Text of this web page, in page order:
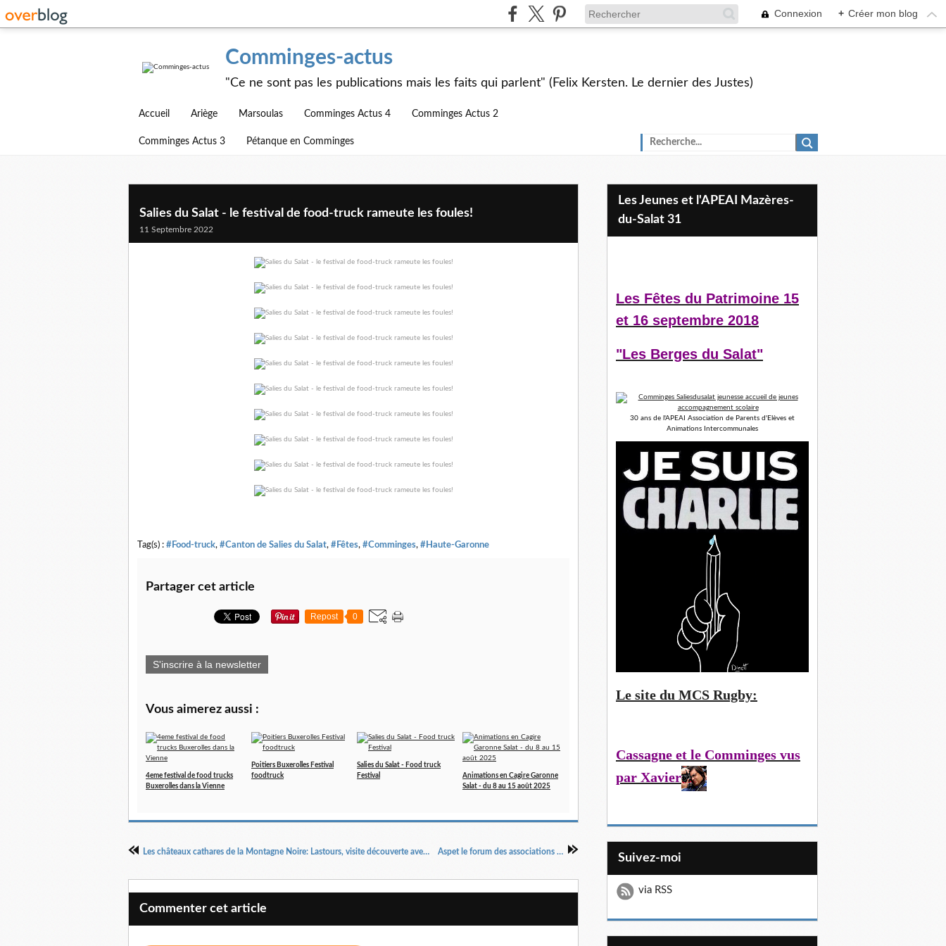
Connexion + Créer mon blog
Comminges-actus
"Ce ne sont pas les publications mais les faits qui parlent" (Felix Kersten. Le dernier des Justes)
Accueil Ariège Marsoulas Comminges Actus 4 Comminges Actus 2
Comminges Actus 3 Pétanque en Comminges
Salies du Salat - le festival de food-truck rameute les foules!
11 Septembre 2022
Tag(s) : #Food-truck, #Canton de Salies du Salat, #Fêtes, #Comminges, #Haute-Garonne
Partager cet article
Repost 0
S'inscrire à la newsletter
Vous aimerez aussi :
4eme festival de food trucks
Buxerolles dans la Vienne
Poitiers Buxerolles Festival
foodtruck
Salies du Salat - Food truck
Festival
Animations en Cagire Garonne
Salat - du 8 au 15 août 2025
Les châteaux cathares de la Montagne Noire: Lastours, visite découverte avec Nicolas Aspet le forum des associations 2022
Commenter cet article
Les Jeunes et l'APEAI Mazères-
du-Salat 31
Les Fêtes du Patrimoine 15
et 16 septembre 2018
"Les Berges du Salat"
30 ans de l'APEAI Association de Parents d'Elèves et
Animations Intercommunales
Le site du MCS Rugby:
Cassagne et le Comminges vus
par Xavier
Suivez-moi
via RSS